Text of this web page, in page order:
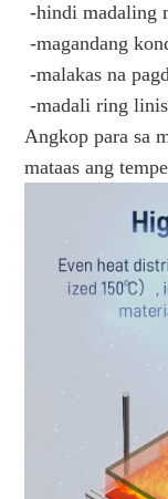
-hindi madaling
-magandang
-malakas na
-madali ring
Angkop para sa
mataas ang